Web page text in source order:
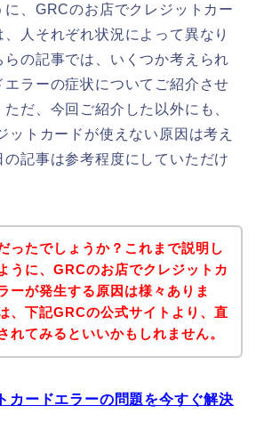
、GRCのお店でクレジットカー
、人それぞれ状況によって異なり
らの記事では、いくつか考えられ
エラーの症状についてご紹介させ
だ、今回ご紹介した以外にも、
ットカードが使えない原因は考え
の記事は参考程度にしていただけ
ったでしょうか？これまで説明し
うに、GRCのお店でクレジットカ
ーが発生する原因は様々ありま
、下記GRCの公式サイトより、直
れてみるといいかもしれません。
カードエラーの問題を今すぐ解決